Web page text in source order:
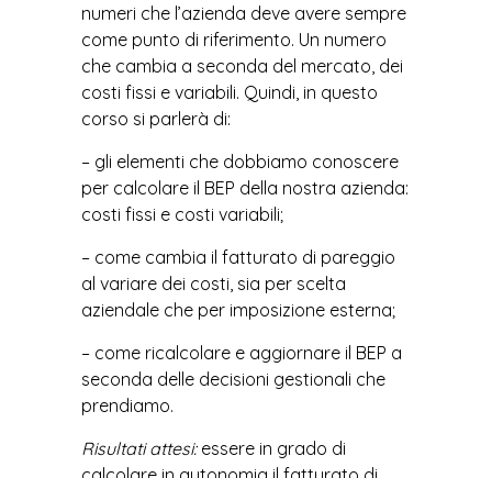
numeri che l’azienda deve avere sempre
come punto di riferimento. Un numero
che cambia a seconda del mercato, dei
costi fissi e variabili. Quindi, in questo
corso si parlerà di:
– gli elementi che dobbiamo conoscere
per calcolare il BEP della nostra azienda:
costi fissi e costi variabili;
– come cambia il fatturato di pareggio
al variare dei costi, sia per scelta
aziendale che per imposizione esterna;
– come ricalcolare e aggiornare il BEP a
seconda delle decisioni gestionali che
prendiamo.
Risultati attesi:essere in grado di